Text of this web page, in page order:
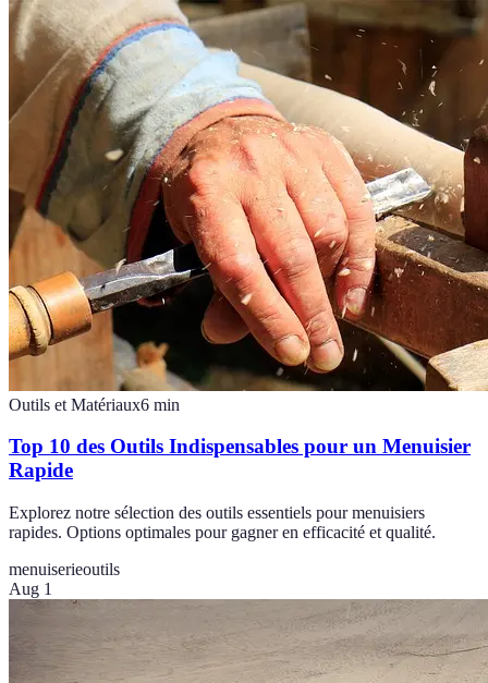
Outils et Matériaux6 min
Top 10 des Outils Indispensables pour un Menuisier
Rapide
Explorez notre sélection des outils essentiels pour menuisiers
rapides. Options optimales pour gagner en efficacité et qualité.
menuiserieoutils
Aug 1